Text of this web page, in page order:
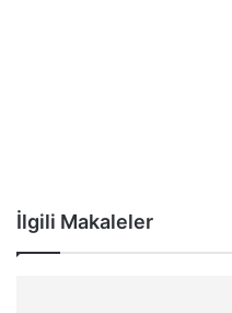
İlgili Makaleler